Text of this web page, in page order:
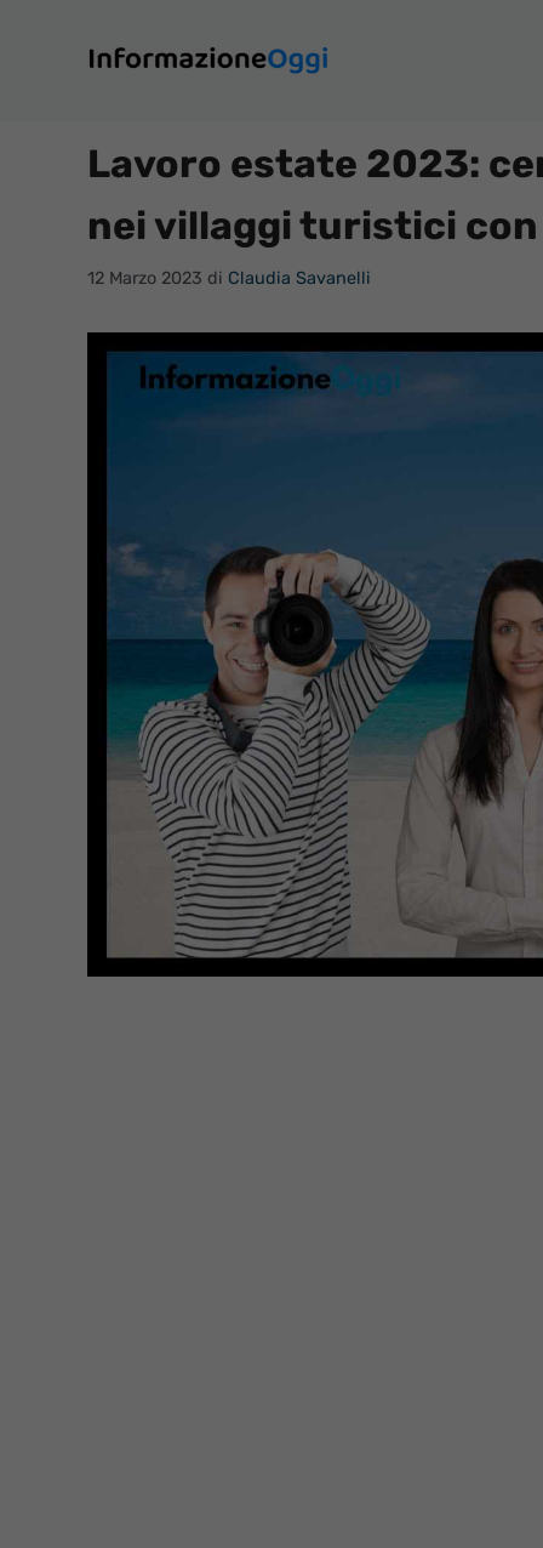
contenuto
Lavoro estate 2023:
nei villaggi turistici
12 Marzo 2023 di Claudia Savanelli